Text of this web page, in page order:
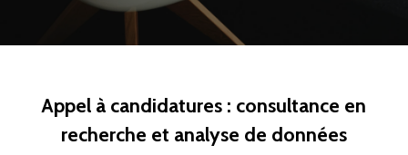
Appel à candidatures : consultance en
recherche et analyse de données